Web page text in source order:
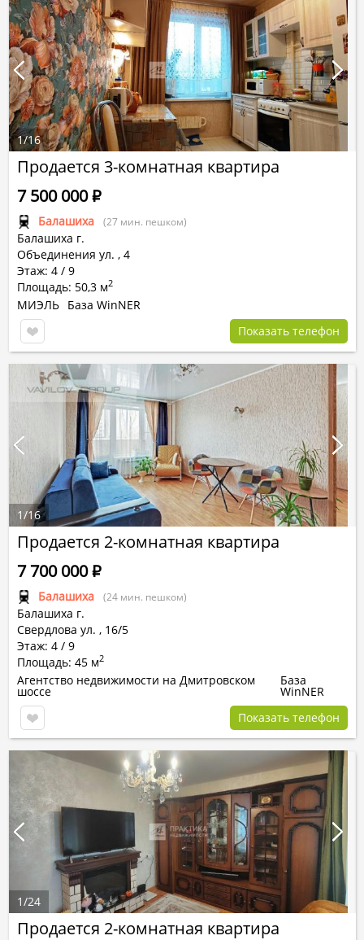
Продается 3-комнатная квартира
Балашиха (27 мин. пешком)
Балашиха г.
Объединения ул. , 4
Этаж: 4 / 9
Площадь: 50,3 м2
7 500 000Р
МИЭЛЬ База WinNER
Показать телефон
1/16
Продается 2-комнатная квартира
Балашиха (24 мин. пешком)
Балашиха г.
Свердлова ул. , 16/5
Этаж: 4 / 9
Площадь: 45 м2
7 700 000Р
Агентство недвижимости на Дмитровском
шоссе
База
WinNER
Показать телефон
1/16
Продается 2-комнатная квартира
1/24